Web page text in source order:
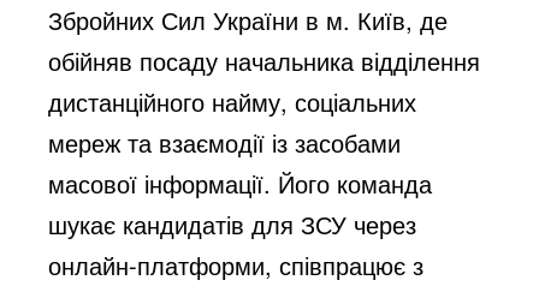
Збройних Сил України в м. Київ, де
обійняв посаду начальника відділення
дистанційного найму, соціальних
мереж та взаємодії із засобами
масової інформації. Його команда
шукає кандидатів для ЗСУ через
онлайн-платформи, співпрацює з